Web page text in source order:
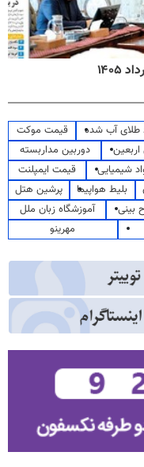
طلای آب شده
قیمت موکت
دوربین مداربسته
شیمیایی
قیمت ایمپلنت
بلیط هواپیما
پرشین هتل
بینی
آموزشگاه زبان ملل
مهرینو